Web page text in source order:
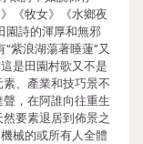
《牧女》《水鄉夜
園詩的渾厚和無邪
紫浪湖蕩著睡蓮”又
是田園村歌又不是
、產業和技巧景不
，在阿誰向往重生
要素退居到佈景之
械的或所有人全體